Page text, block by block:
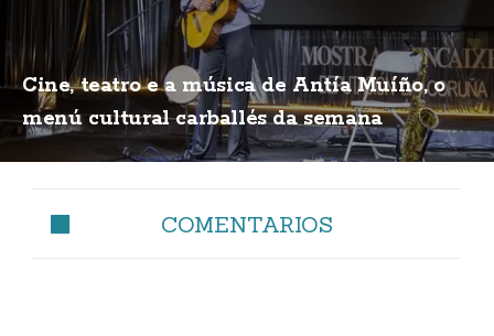
Cine, teatro e a música de Antía Muíño, o
menú cultural carballés da semana
COMENTARIOS